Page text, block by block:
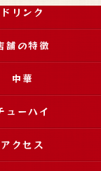
ドリンク
舗の特徴
中華
ューハイ
アクセス